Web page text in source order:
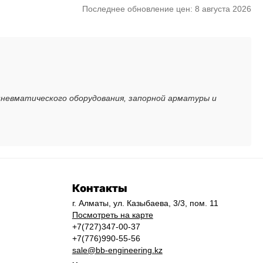
Последнее обновление цен: 8 августа 2026
оборудования, запорной арматуры и
Контакты
г. Алматы, ул. Казыбаева, 3/3, пом. 11
Посмотреть на карте
+7(727)347-00-37
+7(776)990-55-56
sale@bb-engineering.kz